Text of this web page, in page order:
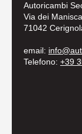
Autoricambi
Via dei
71042
email:
Telefono: +39